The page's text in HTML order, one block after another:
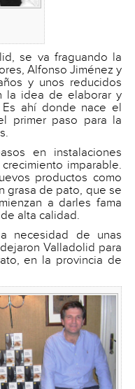
se va fraguando la
Alfonso Jiménez y
y unos reducidos
la idea de elaborar y
ahí donde nace el
primer paso para la
en instalaciones
imparable.
productos como
grasa de pato, que se
a darles fama
alta calidad.
necesidad de unas
Valladolid para
en la provincia de